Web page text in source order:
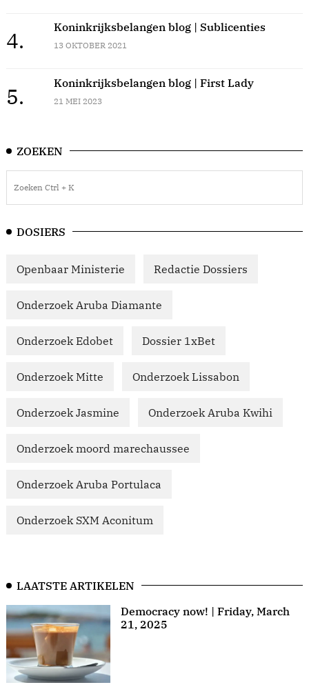
4.
Koninkrijksbelangen blog | Sublicenties
13 OKTOBER 2021
5.
Koninkrijksbelangen blog | First Lady
21 MEI 2023
ZOEKEN
DOSIERS
Openbaar Ministerie Redactie Dossiers
Onderzoek Aruba Diamante
Onderzoek Edobet Dossier 1xBet
Onderzoek Mitte Onderzoek Lissabon
Onderzoek Jasmine Onderzoek Aruba Kwihi
Onderzoek moord marechaussee
Onderzoek Aruba Portulaca
Onderzoek SXM Aconitum
LAATSTE ARTIKELEN
Democracy now! | Friday, March
21, 2025